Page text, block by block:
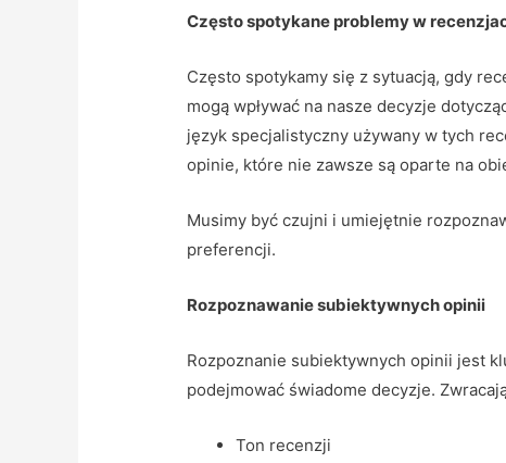
Często spotykane problemy w
Często spotykamy się z sytuacją, gdy
mogą wpływać na nasze decyzje
język specjalistyczny używany w tych
opinie, które nie zawsze są oparte na
Musimy być czujni i umiejętnie
preferencji.
Rozpoznawanie subiektywnych opinii
Rozpoznanie subiektywnych opinii jest
podejmować świadome decyzje.
Ton recenzji